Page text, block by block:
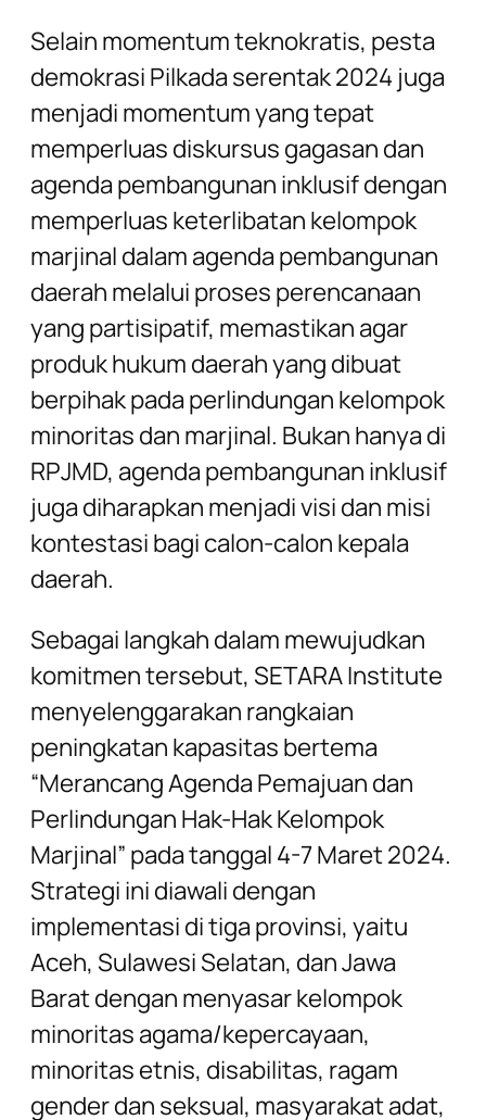
Selain momentum teknokratis, pesta
demokrasi Pilkada serentak 2024 juga
menjadi momentum yang tepat
memperluas diskursus gagasan dan
agenda pembangunan inklusif dengan
memperluas keterlibatan kelompok
marjinal dalam agenda pembangunan
daerah melalui proses perencanaan
yang partisipatif, memastikan agar
produk hukum daerah yang dibuat
berpihak pada perlindungan kelompok
minoritas dan marjinal. Bukan hanya di
RPJMD, agenda pembangunan inklusif
juga diharapkan menjadi visi dan misi
kontestasi bagi calon-calon kepala
daerah.
Sebagai langkah dalam mewujudkan
komitmen tersebut, SETARA Institute
menyelenggarakan rangkaian
peningkatan kapasitas bertema
“Merancang Agenda Pemajuan dan
Perlindungan Hak-Hak Kelompok
Marjinal” pada tanggal 4-7 Maret 2024.
Strategi ini diawali dengan
implementasi di tiga provinsi, yaitu
Aceh, Sulawesi Selatan, dan Jawa
Barat dengan menyasar kelompok
minoritas agama/kepercayaan,
minoritas etnis, disabilitas, ragam
gender dan seksual, masyarakat adat,